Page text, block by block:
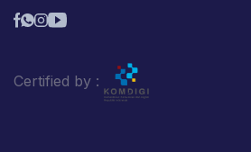
Certified by :